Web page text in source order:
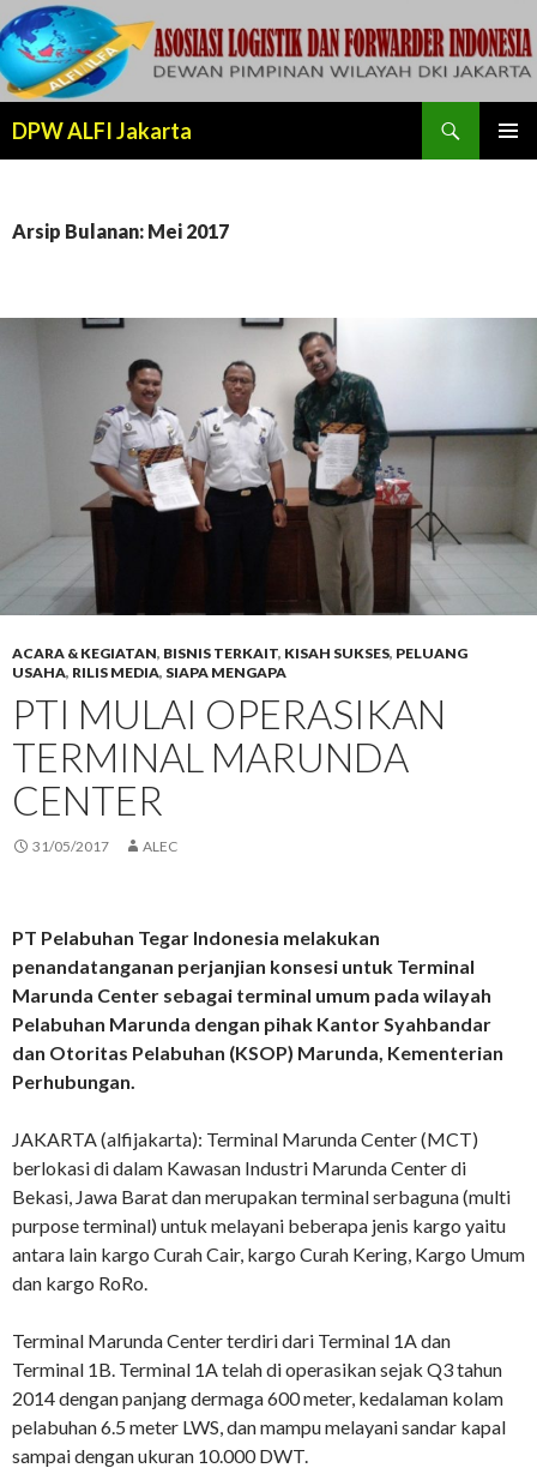
DPW ALFI Jakarta
Arsip Bulanan: Mei 2017
ACARA & KEGIATAN, BISNIS TERKAIT, KISAH SUKSES, PELUANG
USAHA, RILIS MEDIA, SIAPA MENGAPA
PTI MULAI OPERASIKAN
TERMINAL MARUNDA
CENTER
31/05/2017 ALEC
PT Pelabuhan Tegar Indonesia melakukan
penandatanganan perjanjian konsesi untuk Terminal
Marunda Center sebagai terminal umum pada wilayah
Pelabuhan Marunda dengan pihak Kantor Syahbandar
dan Otoritas Pelabuhan (KSOP) Marunda, Kementerian
Perhubungan.
JAKARTA (alfijakarta): Terminal Marunda Center (MCT)
berlokasi di dalam Kawasan Industri Marunda Center di
Bekasi, Jawa Barat dan merupakan terminal serbaguna (multi
purpose terminal) untuk melayani beberapa jenis kargo yaitu
antara lain kargo Curah Cair, kargo Curah Kering, Kargo Umum
dan kargo RoRo.
Terminal Marunda Center terdiri dari Terminal 1A dan
Terminal 1B. Terminal 1A telah di operasikan sejak Q3 tahun
2014 dengan panjang dermaga 600 meter, kedalaman kolam
pelabuhan 6.5 meter LWS, dan mampu melayani sandar kapal
sampai dengan ukuran 10.000 DWT.